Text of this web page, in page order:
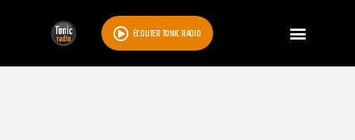
ÉCOUTER TONIC RADIO